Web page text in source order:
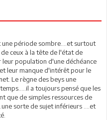
période sombre....et surtout
ceux à la tête de l'état de
population d'une déchéance
leur manque d'intérêt pour le
Le règne des beys une
a toujours pensé que les
que de simples ressources de
sorte de sujet inférieurs ....et